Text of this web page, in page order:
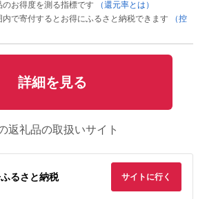
お得度を測る指標です
（還元率とは）
で寄付するとお得にふるさと納税できます
（控
詳細を見る
返礼品の取扱いサイト
るさと納税 サイトに行く